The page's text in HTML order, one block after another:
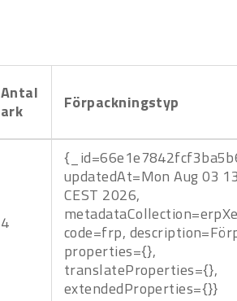
Antal
ark
Förpackningstyp
4
updatedAt=Mon Aug 03
CEST 2026,
code=frp,
properties={},
translateProperties={},
extendedProperties={}}